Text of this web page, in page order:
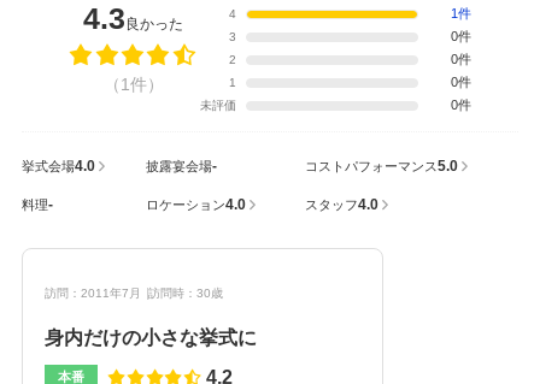
4.3 良かった
（1件）
4 1件
3 0件
2 0件
1 0件
未評価 0件
挙式会場4.0 披露宴会場- コストパフォーマンス5.0
料理- ロケーション4.0 スタッフ4.0
訪問：2011年7月 訪問時：30歳
身内だけの小さな挙式に
本番 4.2